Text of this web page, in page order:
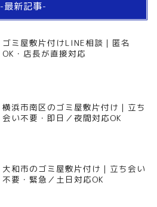
-最新記事-
ゴミ屋敷片付けLINE相談｜匿名
OK・店長が直接対応
横浜市南区のゴミ屋敷片付け｜立ち
会い不要・即日／夜間対応OK
大和市のゴミ屋敷片付け｜立ち会い
不要・緊急／土日対応OK